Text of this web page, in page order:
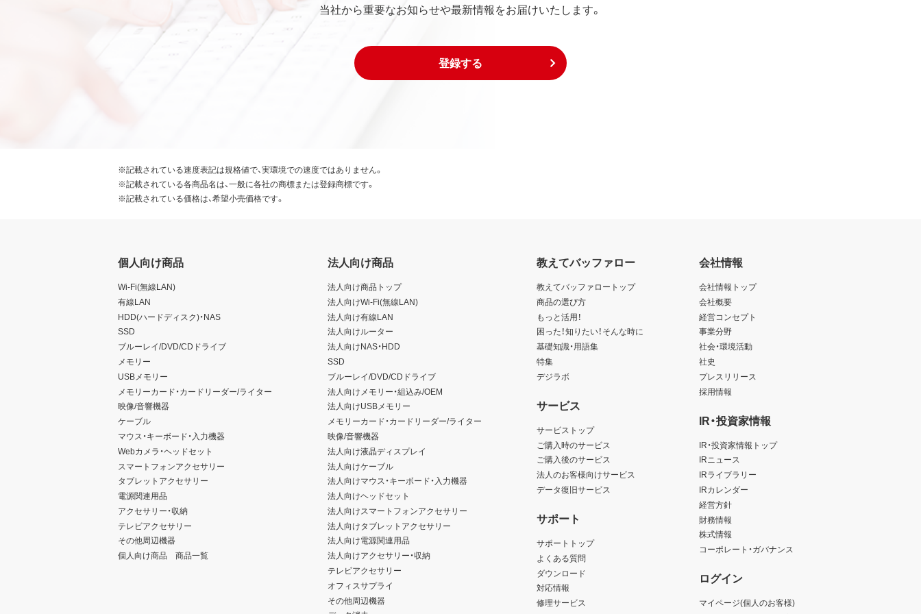
当社から重要なお知らせや最新情報をお届けいたします。
登録する
※記載されている速度表記は規格値で、実環境での速度ではありません。
※記載されている各商品名は、一般に各社の商標または登録商標です。
※記載されている価格は、希望小売価格です。
個人向け商品
Wi-Fi(無線LAN)
有線LAN
HDD(ハードディスク)・NAS
SSD
ブルーレイ/DVD/CDドライブ
メモリー
USBメモリー
メモリーカード・カードリーダー/ライター
映像/音響機器
ケーブル
マウス・キーボード・入力機器
Webカメラ・ヘッドセット
スマートフォンアクセサリー
タブレットアクセサリー
電源関連用品
アクセサリー・収納
テレビアクセサリー
その他周辺機器
個人向け商品 商品一覧
法人向け商品
法人向け商品トップ
法人向けWi-Fi(無線LAN)
法人向け有線LAN
法人向けルーター
法人向けNAS・HDD
SSD
ブルーレイ/DVD/CDドライブ
法人向けメモリー・組込み/OEM
法人向けUSBメモリー
メモリーカード・カードリーダー/ライター
映像/音響機器
法人向け液晶ディスプレイ
法人向けケーブル
法人向けマウス・キーボード・入力機器
法人向けヘッドセット
法人向けスマートフォンアクセサリー
法人向けタブレットアクセサリー
法人向け電源関連用品
法人向けアクセサリー・収納
テレビアクセサリー
オフィスサプライ
その他周辺機器
教えてバッファロー
教えてバッファロートップ
商品の選び方
もっと活用！
困った！知りたい！そんな時に
基礎知識・用語集
特集
デジラボ
サービス
サービストップ
ご購入時のサービス
ご購入後のサービス
法人のお客様向けサービス
データ復旧サービス
サポート
サポートトップ
よくある質問
ダウンロード
対応情報
修理サービス
会社情報
会社情報トップ
会社概要
経営コンセプト
事業分野
社会・環境活動
社史
プレスリリース
採用情報
IR・投資家情報
IR・投資家情報トップ
IRニュース
IRライブラリー
IRカレンダー
経営方針
財務情報
株式情報
コーポレート・ガバナンス
ログイン
マイページ(個人のお客様)